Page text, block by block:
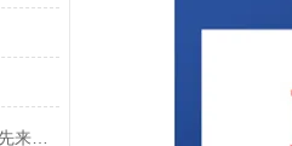
不锈钢液压滤芯在使用前一定要先来了解下这些